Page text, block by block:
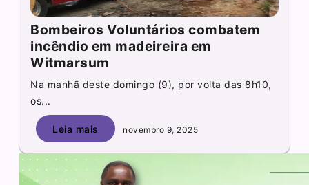
Bombeiros Voluntários combatem
incêndio em madeireira em
Witmarsum
Na manhã deste domingo (9), por volta das 8h10,
os...
Leia mais novembro 9, 2025